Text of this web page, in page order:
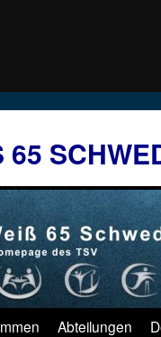
65
Abteilungen